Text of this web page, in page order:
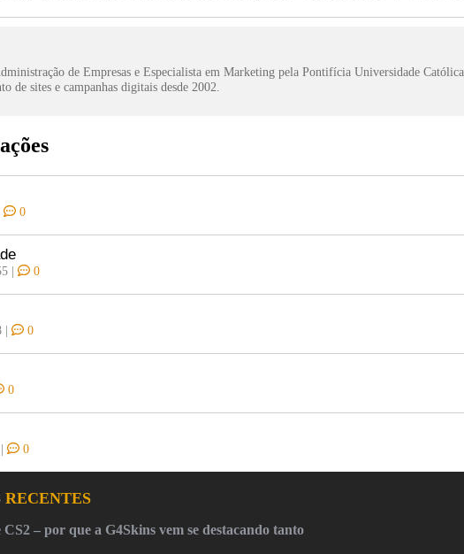
de Empresas e Especialista em Marketing pela Pontifícia Universidade
de sites e campanhas digitais desde 2002.
0
| 0
| 0
0
| 0
RECENTES
– por que a G4Skins vem se destacando tanto